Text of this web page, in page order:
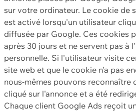
sur votre ordinateur. Le cookie de
est activé lorsqu'un utilisateur
diffusée par Google. Ces cookies
après 30 jours et ne servent pas à
personnelle. Si l'utilisateur visite
site web et que le cookie n'a pas
nous-mêmes pouvons reconnaître
cliqué sur l'annonce et a été
Chaque client Google Ads reçoit